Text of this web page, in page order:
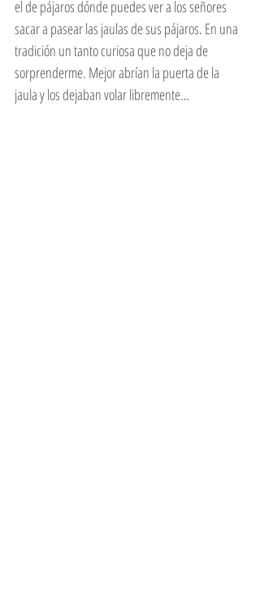
el de pájaros dónde puedes ver a los señores
sacar a pasear las jaulas de sus pájaros. En una
tradición un tanto curiosa que no deja de
sorprenderme. Mejor abrían la puerta de la
jaula y los dejaban volar libremente…